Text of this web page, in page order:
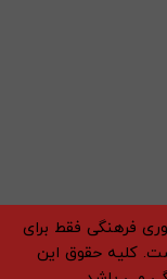
فرهنگی فقط برای
کلیه حقوق این